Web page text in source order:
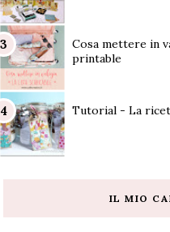
Cosa mettere in
printable
Tutorial - La
IL MIO